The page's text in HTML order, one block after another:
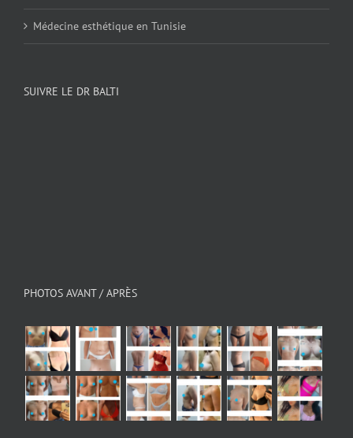
Médecine esthétique en Tunisie
SUIVRE LE DR BALTI
PHOTOS AVANT / APRÈS